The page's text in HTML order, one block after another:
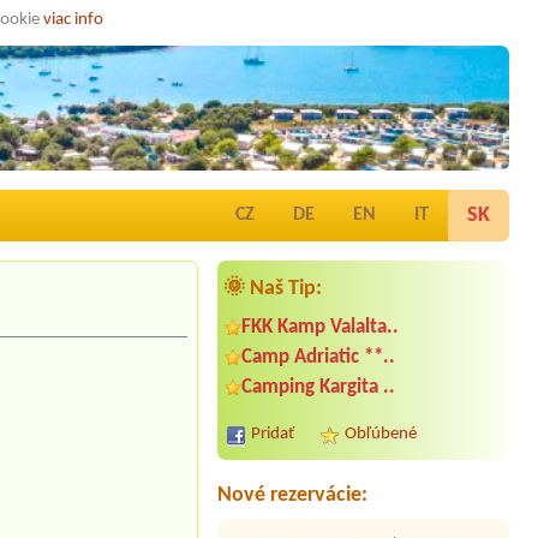
viac info
CZ DE EN IT SK
🌞 Naš Tip:
FKK Kamp Valalta..
Camp Adriatic **..
Camping Kargita ..
Pridať Obľúbené
Nové rezervácie:
Termín od 2026-07-29 |
1 MIESTO
Termín od 2026-07-29 |Kamp